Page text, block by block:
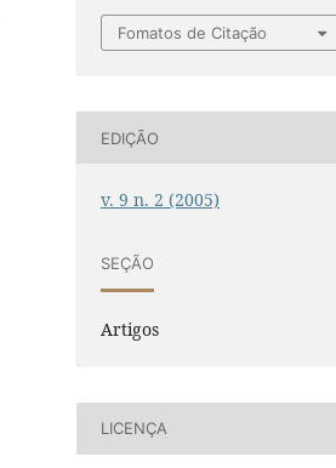
Fomatos de Citação
EDIÇÃO
v. 9 n. 2 (2005)
SEÇÃO
Artigos
LICENÇA